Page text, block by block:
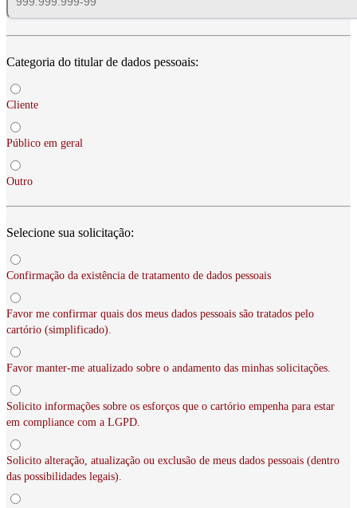
Categoria do titular de dados pessoais:
Cliente
Público em geral
Outro
Selecione sua solicitação:
Confirmação da existência de tratamento de dados pessoais
Favor me confirmar quais dos meus dados pessoais são tratados pelo
cartório (simplificado).
Favor manter-me atualizado sobre o andamento das minhas solicitações.
Solicito informações sobre os esforços que o cartório empenha para estar
em compliance com a LGPD.
Solicito alteração, atualização ou exclusão de meus dados pessoais (dentro
das possibilidades legais).